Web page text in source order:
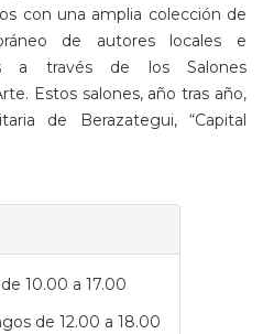
con una amplia colección de
de autores locales e
a través de los Salones
Estos salones, año tras año,
de Berazategui, “Capital
10.00 a 17.00
de 12.00 a 18.00